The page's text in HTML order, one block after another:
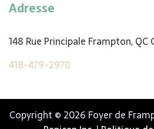
Adresse
148 Rue Principale Frampton, QC
418-479-2970
Copyright © 2026 Foyer de